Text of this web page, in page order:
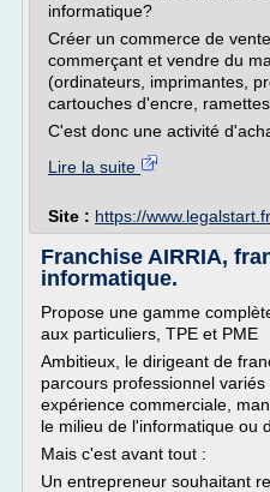
informatique?
Créer un commerce de
commerçant et vendre du
(ordinateurs, imprimantes,
cartouches d'encre,
C'est donc une activité
Lire la suite
Site : https://www.legalstart.fr
Franchise AIRRIA,
informatique.
Propose une gamme
aux particuliers, TPE et PME
Ambitieux, le dirigeant de
parcours professionnel
expérience commerciale,
le milieu de l'informatique ou
Mais c'est avant tout :
Un entrepreneur souhaitant